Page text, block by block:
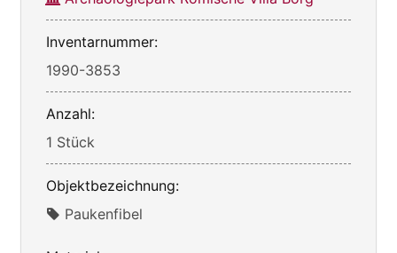
Inventarnummer:
1990-3853
Anzahl:
1 Stück
Objektbezeichnung:
Paukenfibel